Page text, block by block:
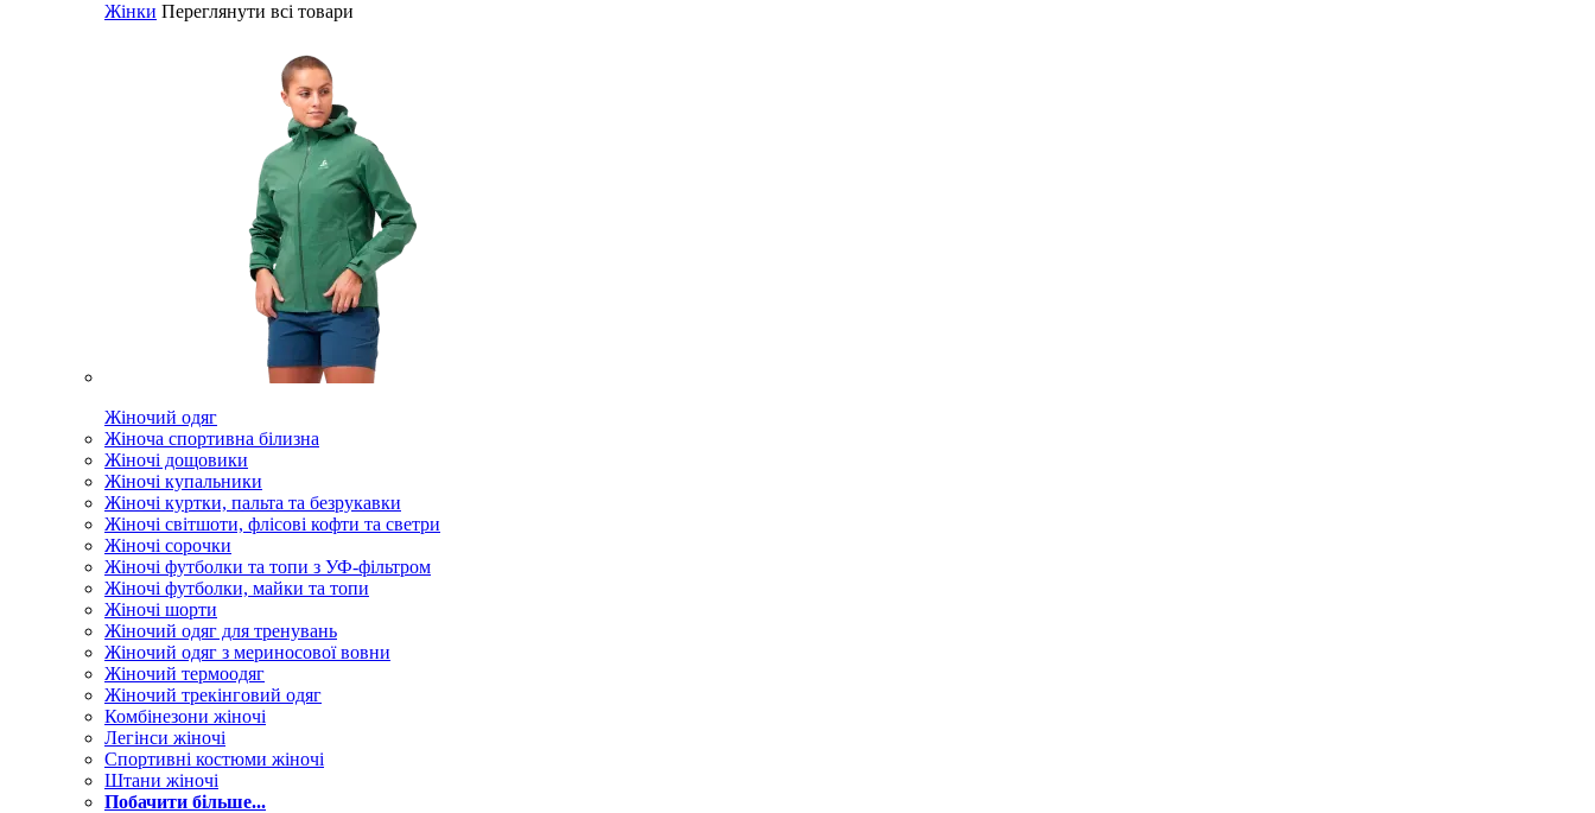
Жінки Переглянути всі товари
Жіночий одяг
Жіноча спортивна білизна
Жіночі дощовики
Жіночі купальники
Жіночі куртки, пальта та безрукавки
Жіночі світшоти, флісові кофти та светри
Жіночі сорочки
Жіночі футболки та топи з УФ-фільтром
Жіночі футболки, майки та топи
Жіночі шорти
Жіночий одяг для тренувань
Жіночий одяг з мериносової вовни
Жіночий термоодяг
Жіночий трекінговий одяг
Комбінезони жіночі
Легінси жіночі
Спортивні костюми жіночі
Штани жіночі
Побачити більше...